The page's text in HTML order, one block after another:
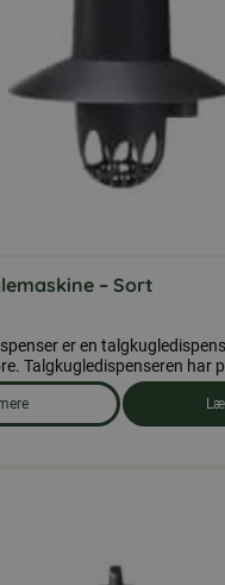
– Sort
er en
Talgkugledispenseren har
om produkten Birdie